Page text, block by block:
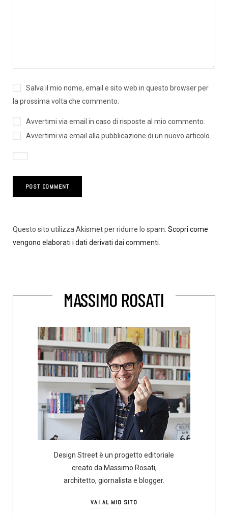
Salva il mio nome, email e sito web in questo browser per
la prossima volta che commento.
Avvertimi via email in caso di risposte al mio commento.
Avvertimi via email alla pubblicazione di un nuovo articolo.
Questo sito utilizza Akismet per ridurre lo spam. Scopri come
vengono elaborati i dati derivati dai commenti.
MASSIMO ROSATI
Design Street è un progetto editoriale
creato da Massimo Rosati,
architetto, giornalista e blogger.
VAI AL MIO SITO